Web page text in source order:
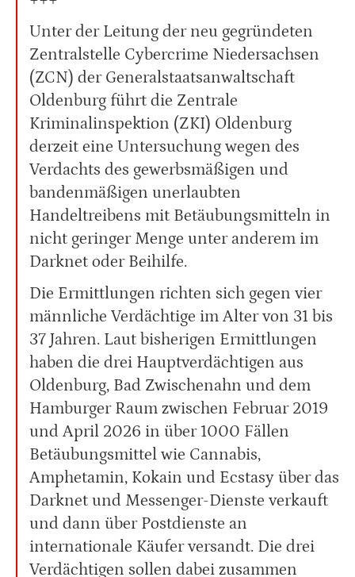
Unter der Leitung der neu gegründeten
Zentralstelle Cybercrime Niedersachsen
(ZCN) der Generalstaatsanwaltschaft
Oldenburg führt die Zentrale
Kriminalinspektion (ZKI) Oldenburg
derzeit eine Untersuchung wegen des
Verdachts des gewerbsmäßigen und
bandenmäßigen unerlaubten
Handeltreibens mit Betäubungsmitteln in
nicht geringer Menge unter anderem im
Darknet oder Beihilfe.
Die Ermittlungen richten sich gegen vier
männliche Verdächtige im Alter von 31 bis
37 Jahren. Laut bisherigen Ermittlungen
haben die drei Hauptverdächtigen aus
Oldenburg, Bad Zwischenahn und dem
Hamburger Raum zwischen Februar 2019
und April 2026 in über 1000 Fällen
Betäubungsmittel wie Cannabis,
Amphetamin, Kokain und Ecstasy über das
Darknet und Messenger-Dienste verkauft
und dann über Postdienste an
internationale Käufer versandt. Die drei
Verdächtigen sollen dabei zusammen